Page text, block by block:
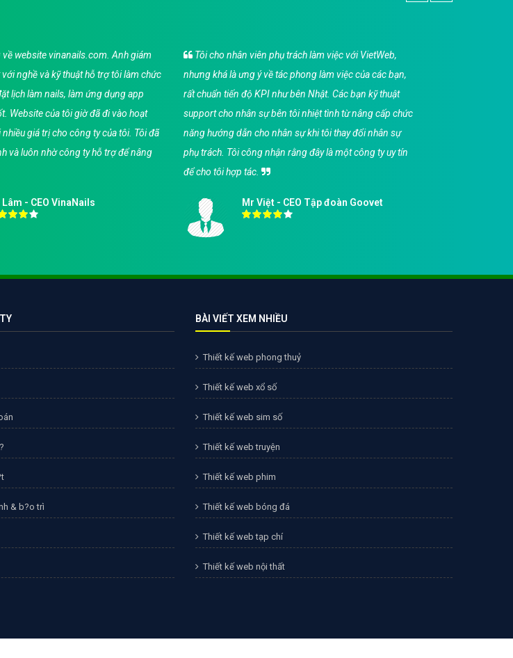
website vinanails.com. Anh giám
nghề và kỹ thuật hỗ trợ tôi làm chức
lịch làm nails, làm ứng dụng app
Website của tôi giờ đã đi vào hoạt
giá trị cho công ty của tôi. Tôi đã
và luôn nhờ công ty hỗ trợ để nâng
Lâm - CEO VinaNails
Tôi cho nhân viên phụ trách làm việc với VietWeb,
nhưng khá là ưng ý về tác phong làm việc của các bạn,
rất chuẩn tiến độ KPI như bên Nhật. Các bạn kỹ thuật
support cho nhân sự bên tôi nhiệt tình từ nâng cấp chức
năng hướng dẫn cho nhân sự khi tôi thay đổi nhân sự
phụ trách. Tôi công nhận rằng đây là một công ty uy tín
để cho tôi hợp tác.
Mr Việt - CEO Tập đoàn Goovet
& b?o trì
BÀI VIẾT XEM NHIỀU
Thiết kế web phong thuỷ
Thiết kế web xổ số
Thiết kế web sim số
Thiết kế web truyện
Thiết kế web phim
Thiết kế web bóng đá
Thiết kế web tạp chí
Thiết kế web nội thất